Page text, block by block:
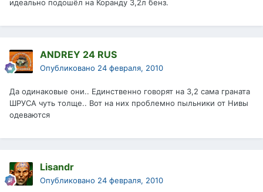
идеально подошёл на Коранду 3,2л бенз.
ANDREY 24 RUS
Опубликовано 24 февраля, 2010
Да одинаковые они.. Единственно говорят на 3,2 сама граната
ШРУСА чуть толще.. Вот на них проблемно пыльники от Нивы
одеваются
Lisandr
Опубликовано 24 февраля, 2010